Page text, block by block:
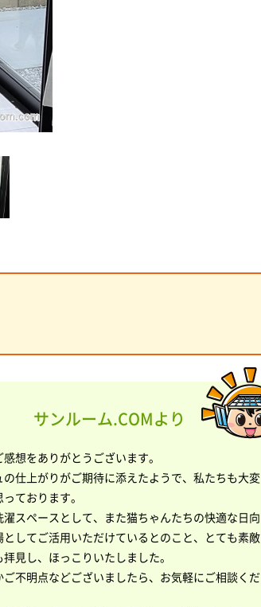
サンルーム.COMより
想をありがとうございます。
の仕上がりがご期待に添えたようで、私たちも大変
ております。
濯スペースとして、また猫ちゃんたちの快適な日向
としてご活用いただけているとのこと、とても素敵
見し、ほっこりいたしました。
ご不明点などございましたら、お気軽にご相談くだ